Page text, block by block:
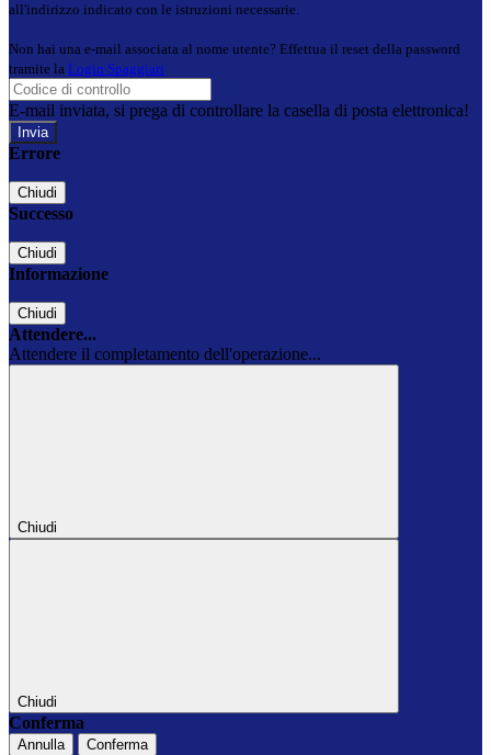
all'indirizzo indicato con le istruzioni necessarie.
Non hai una e-mail associata al nome utente? Effettua il reset della password
tramite la Login Spaggiari
E-mail inviata, si prega di controllare la casella di posta elettronica!
Errore
Chiudi
Successo
Chiudi
Informazione
Chiudi
Attendere...
Attendere il completamento dell'operazione...
Chiudi
Chiudi
Conferma
Annulla Conferma